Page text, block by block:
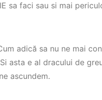
sa faci sau si mai
adică sa nu ne mai
asta e al dracului de
ascundem.